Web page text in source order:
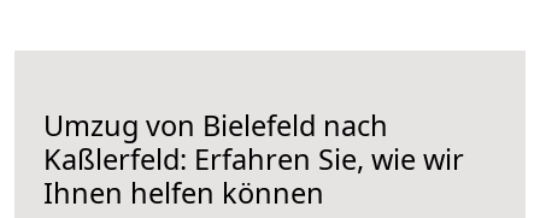
Umzug von Bielefeld nach
Kaßlerfeld: Erfahren Sie, wie wir
Ihnen helfen können